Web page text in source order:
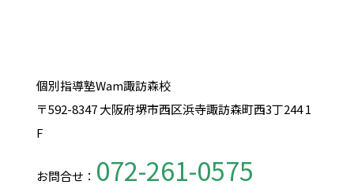
個別指導塾Wam諏訪森校
〒592-8347 大阪府堺市西区浜寺諏訪森町西3丁244 1
F
お問合せ： 072-261-0575